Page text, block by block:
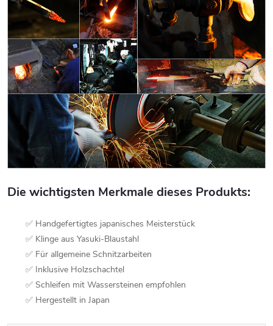
Die wichtigsten Merkmale dieses Produkts:
✅ Handgefertigtes japanisches Meisterstück
✅ Klinge aus Yasuki-Blaustahl
✅ Für allgemeine Schnitzarbeiten
✅ Inklusive Holzschachtel
✅ Schleifen mit Wassersteinen empfohlen
✅ Hergestellt in Japan